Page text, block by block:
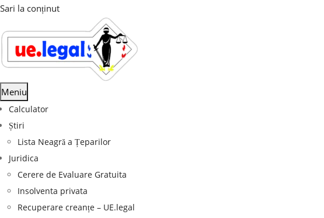
Sari la conținut
Meniu
Calculator
Știri
Lista Neagră a Țeparilor
Juridica
Cerere de Evaluare Gratuita
Insolventa privata
Recuperare creanțe – UE.legal